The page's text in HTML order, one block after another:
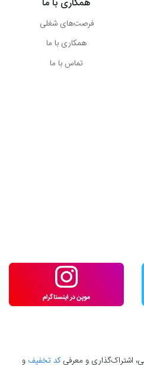
همکاری با ما
فرصت‌های شغلی
همکاری با ما
تماس با ما
اشتراک‌گذاری و معرفیکد تخفیف و